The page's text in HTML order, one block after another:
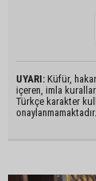
UYARI: Küfür,
içeren, imla
Türkçe karakter
onaylanmamaktadır.